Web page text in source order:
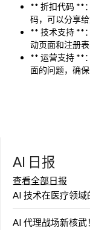
** 折扣代码 **
码，可以分享给
** 技术支持 **
动页面和注册表
** 运营支持 **
面的问题，确
AI 日报
查看全部日报
AI 技术在医疗领
AI 代理战场新核武